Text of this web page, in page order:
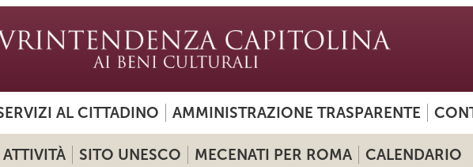
AL CITTADINO AMMINISTRAZIONE TRASPARENTE
ATTIVITÀ SITO UNESCO MECENATI PER ROMA CALENDARIO